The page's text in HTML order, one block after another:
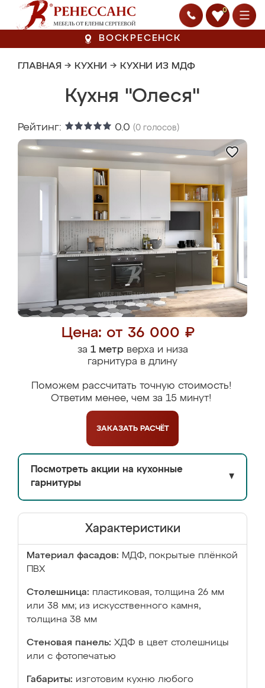
0
ВОСКРЕСЕНСК
ГЛАВНАЯ → КУХНИ → КУХНИ ИЗ МДФ
Кухня "Олеся"
Рейтинг: 0.0 (0 голосов)
Цена: от 36 000 ₽
за 1 метрверха и низа
гарнитура в длину
Поможем рассчитать точную стоимость!
Ответим менее, чем за 15 минут!
ЗАКАЗАТЬ РАСЧЁТ
Посмотреть акции на кухонные
гарнитуры
▼
Характеристики
Материал фасадов: МДФ, покрытые плёнкой
ПВХ
Столешница: пластиковая, толщина 26 мм
или 38 мм; из искусственного камня,
толщина 38 мм
Стеновая панель: ХДФ в цвет столешницы
или с фотопечатью
Габариты: изготовим кухню любого